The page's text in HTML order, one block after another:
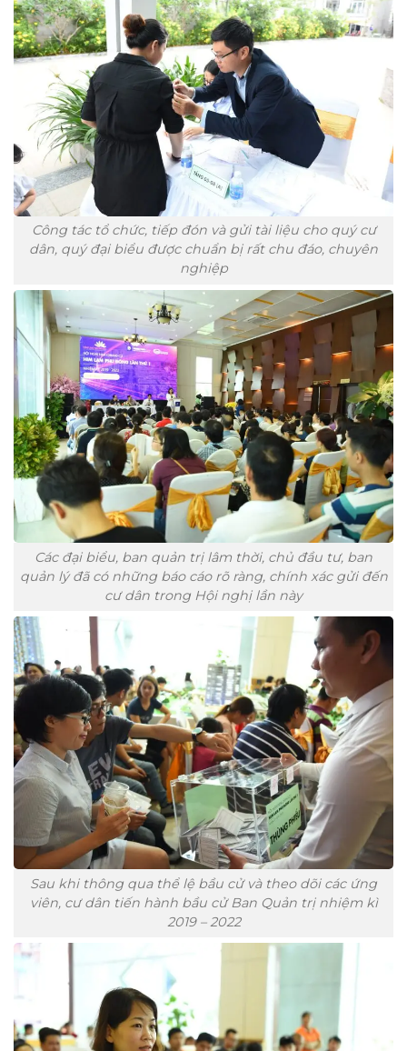
Công tác tổ chức, tiếp đón và gửi tài liệu cho quý cư
dân, quý đại biểu được chuẩn bị rất chu đáo, chuyên
nghiệp
Các đại biểu, ban quản trị lâm thời, chủ đầu tư, ban
quản lý đã có những báo cáo rõ ràng, chính xác gửi đến
cư dân trong Hội nghị lần này
Sau khi thông qua thể lệ bầu cử và theo dõi các ứng
viên, cư dân tiến hành bầu cử Ban Quản trị nhiệm kì
2019 – 2022